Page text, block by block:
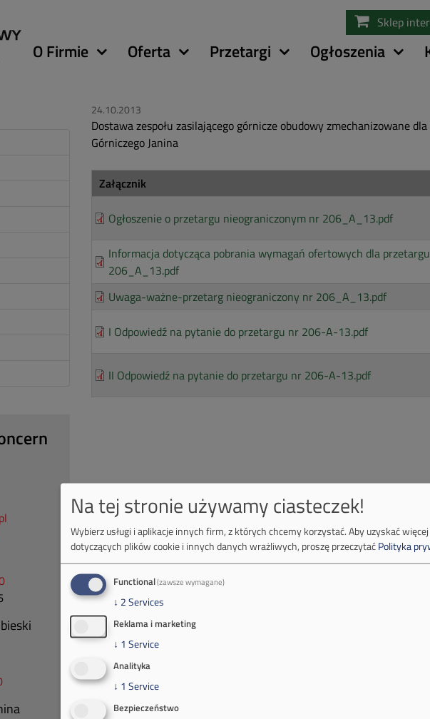
treści
Sklep
Główna
O Firmie Oferta Przetargi Ogłoszenia
24.10.2013
Dostawa zespołu zasilającego górnicze obudowy zmechanizowane
Górniczego Janina
Załącznik
Ogłoszenie o przetargu nieograniczonym nr 206_A_13.pdf
Informacja dotycząca pobrania wymagań ofertowych dla
206_A_13.pdf
Uwaga-ważne-przetarg nieograniczony nr 206_A_13.pdf
I Odpowiedź na pytanie do przetargu nr 206-A-13.pdf
II Odpowiedź na pytanie do przetargu nr 206-A-13.pdf
Na tej stronie używamy ciasteczek!
Wybierz usługi i aplikacje innych firm, z których chcemy korzystać.Aby uzyskać
dotyczących plików cookie i innych danych wrażliwych, proszę przeczytaćPolityka
Functional(zawsze wymagane)
↓ 2Services
Reklama i marketing
↓ 1 Service
Analityka
↓ 1 Service
Bezpieczeństwo